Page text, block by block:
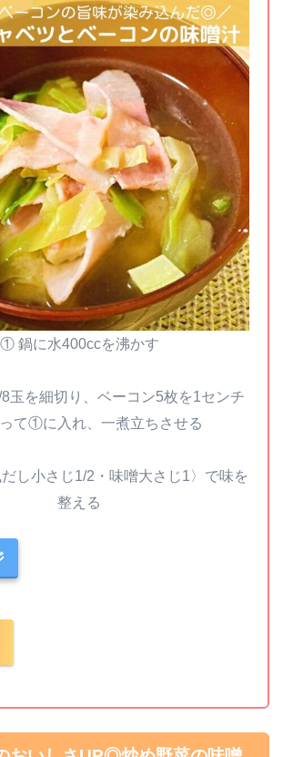
① 鍋に水400ccを沸かす
玉を細切り、ベーコン5枚を1センチ
て①に入れ、一煮立ちさせる
し小さじ1/2・味噌大さじ1〉で味を
整える